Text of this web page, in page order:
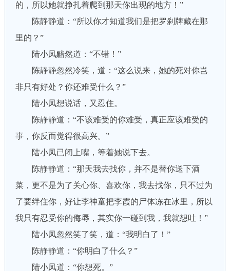
的，所以她就挣扎着爬到那天你出现的地方！”
陈静静道：“所以你才知道我们是把罗刹牌藏在那
里的？”
陆小凤黯然道：“不错！”
陈静静忽然冷笑，道：“这么说来，她的死对你岂
非只有好处？你还难受什么？”
陆小凤想说话，又忍住。
陈静静道：“不该难受的你难受，真正应该难受的
事，你反而觉得很高兴。”
陆小凤已闭上嘴，等着她说下去。
陈静静道：“那天我去找你，并不是替你送下酒
菜，更不是为了关心你、喜欢你，我去找你，只不过为
了要绊住你，好让李神童把李霞的尸体冻在冰里，所以
我只有忍受你的侮辱，其实你一碰到我，我就想吐！”
陆小凤忽然笑了笑，道：“我明白了！”
陈静静道：“你明白了什么？”
陆小凤道：“你想死。”